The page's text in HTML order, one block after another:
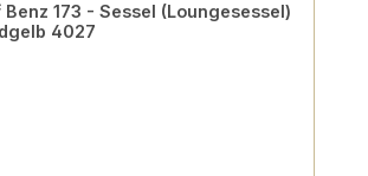
173 - Sessel (Loungesessel)
4027